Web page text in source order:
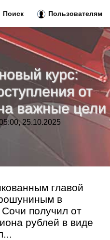
курс:
от
важные цели
25.10.2025
главой
в
получил от
рублей в виде
Поиск Пользователям